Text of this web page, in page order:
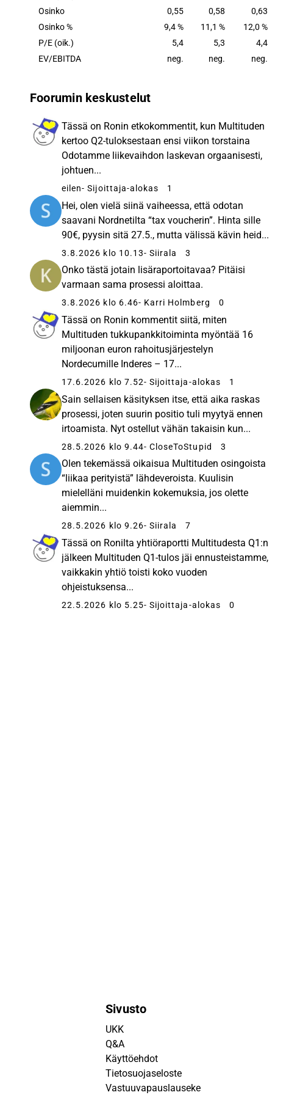
Osinko
0,55 0,58
0,63
Osinko %
9,4 % 11,1 %
12,0 %
P/E (oik.)
5,4 5,3
4,4
EV/EBITDA
neg. neg. neg.
Foorumin keskustelut
Tässä on Ronin etkokommentit, kun Multituden
kertoo Q2-tuloksestaan ensi viikon torstaina
Odotamme liikevaihdon laskevan orgaanisesti,
johtuen...
eilen- Sijoittaja-alokas 1
Hei, olen vielä siinä vaiheessa, että odotan
saavani Nordnetilta “tax voucherin”. Hinta sille
90€, pyysin sitä 27.5., mutta välissä kävin heid...
3.8.2026 klo 10.13- Siirala 3
Onko tästä jotain lisäraportoitavaa? Pitäisi
varmaan sama prosessi aloittaa.
3.8.2026 klo 6.46- Karri Holmberg 0
Tässä on Ronin kommentit siitä, miten
Multituden tukkupankkitoiminta myöntää 16
miljoonan euron rahoitusjärjestelyn
Nordecumille Inderes – 17...
17.6.2026 klo 7.52- Sijoittaja-alokas 1
Sain sellaisen käsityksen itse, että aika raskas
prosessi, joten suurin positio tuli myytyä ennen
irtoamista. Nyt ostellut vähän takaisin kun...
28.5.2026 klo 9.44- CloseToStupid 3
Olen tekemässä oikaisua Multituden osingoista
“liikaa perityistä” lähdeveroista. Kuulisin
mielelläni muidenkin kokemuksia, jos olette
aiemmin...
28.5.2026 klo 9.26- Siirala 7
Tässä on Ronilta yhtiöraportti Multitudesta Q1:n
jälkeen Multituden Q1-tulos jäi ennusteistamme,
vaikkakin yhtiö toisti koko vuoden
ohjeistuksensa...
22.5.2026 klo 5.25- Sijoittaja-alokas 0
Sivusto
UKK
Q&A
Käyttöehdot
Tietosuojaseloste
Vastuuvapauslauseke